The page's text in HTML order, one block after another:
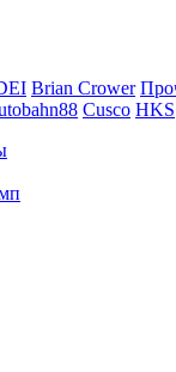
Brian Crower
Cusco HKS